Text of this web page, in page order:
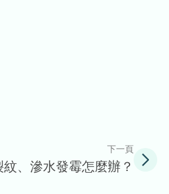
下一頁
、滲水發霉怎麼辦？